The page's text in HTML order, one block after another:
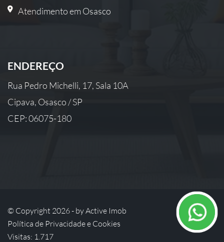
Atendimento em Osasco
ENDEREÇO
Rua Pedro Michelli, 17, Sala 10A
Cipava, Osasco / SP
CEP: 06075-180
© Copyright 2026 - byActive Imob
Política de Privacidade e Cookies
Visitas: 1.717